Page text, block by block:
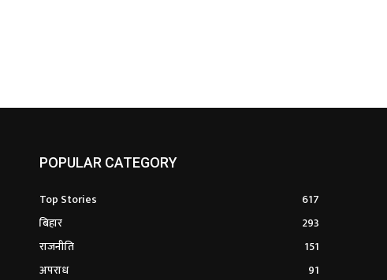
POPULAR CATEGORY
Top Stories
617
बिहार
293
राजनीति
151
अपराध
91